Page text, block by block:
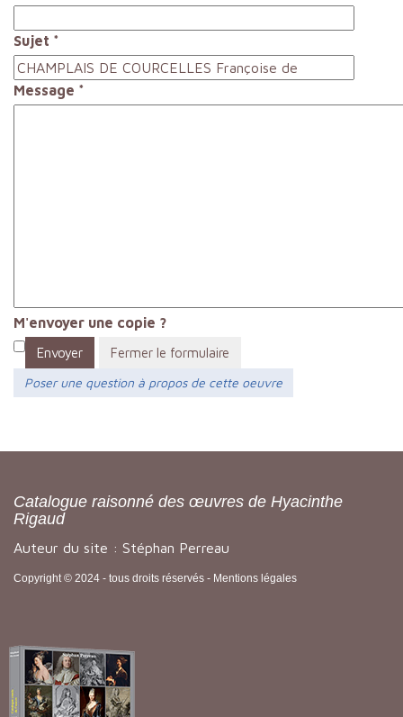
Sujet *
Message *
M'envoyer une copie ?
Envoyer
Fermer le formulaire
Poser une question à propos de cette oeuvre
Catalogue raisonné des œuvres de Hyacinthe
Rigaud
Auteur du site : Stéphan Perreau
Copyright © 2024 - tous droits réservés - Mentions légales